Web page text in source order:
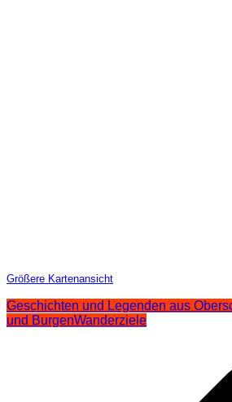
Größere Kartenansicht
Geschichten und Legenden aus
und BurgenWanderziele